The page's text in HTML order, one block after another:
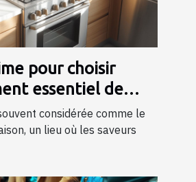
pour choisir
essentiel de
considérée comme le
un lieu où les saveurs